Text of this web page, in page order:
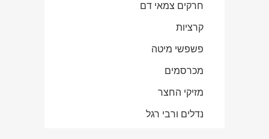
חרקים צמאי דם
קרציות
פשפשי מיטה
מכרסמים
מזיקי החצר
נדלים ורבי רגל